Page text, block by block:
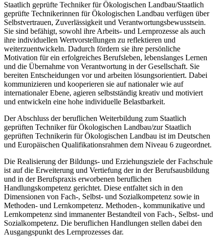
Staatlich geprüfte Techniker für Ökologischen Landbau/Staatlich
geprüfte Technikerin­nen für Ökologischen Landbau verfügen über
Selbstvertrauen, Zuverlässigkeit und Verantwortungsbewusstsein.
Sie sind befähigt, sowohl ihre Arbeits- und Lernprozesse als auch
ihre individuellen Wertvorstellungen zu reflektieren und
weiterzuentwickeln. Dadurch fördern sie ihre persönliche
Motivation für ein erfolgreiches Berufsleben, lebenslanges Lernen
und die Übernahme von Verantwortung in der Gesellschaft. Sie
bereiten Entscheidungen vor und arbeiten lösungsorientiert. Dabei
kommunizieren und kooperieren sie auf nationaler wie auf
internationaler Ebene, agieren selbstständig kreativ und motiviert
und entwickeln eine hohe individuelle Belastbarkeit.
Der Abschluss der beruflichen Weiterbildung zum Staatlich
geprüften Techniker für Ökologischen Landbau/zur Staatlich
geprüften Technikerin für Ökologischen Landbau ist im Deutschen
und Europäischen Qualifikationsrahmen dem Niveau 6 zugeordnet.
Die Realisierung der Bildungs- und Erziehungsziele der Fachschule
ist auf die Erweiterung und Vertiefung der in der Berufsausbildung
und in der Berufspraxis erworbenen beruflichen
Handlungskompetenz gerichtet. Diese entfaltet sich in den
Dimensionen von Fach-, Selbst- und Sozialkompetenz sowie in
Methoden- und Lernkompetenz. Methoden-, kommunikative und
Lernkompetenz sind immanenter Bestandteil von Fach‑, Selbst- und
Sozialkompetenz. Die beruflichen Handlungen stellen dabei den
Ausgangspunkt des Lernprozesses dar.